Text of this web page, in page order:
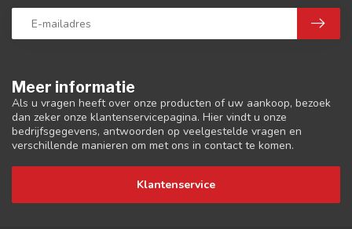
Meer informatie
Als u vragen heeft over onze producten of uw aankoop, bezoek
dan zeker onze klantenservicepagina. Hier vindt u onze
bedrijfsgegevens, antwoorden op veelgestelde vragen en
verschillende manieren om met ons in contact te komen.
Klantenservice